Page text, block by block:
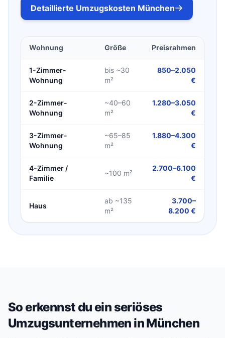
Detaillierte Umzugskosten München
Wohnung Größe Preisrahmen
1-Zimmer-
Wohnung
bis ~30
m²
850–2.050
€
2-Zimmer-
Wohnung
~40–60
m²
1.280–3.050
€
3-Zimmer-
Wohnung
~65–85
m²
1.880–4.300
€
4-Zimmer /
Familie
~100 m²
2.700–6.100
€
Haus
ab ~135
m²
3.700–
8.200 €
So erkennst du ein seriöses
Umzugsunternehmen in München